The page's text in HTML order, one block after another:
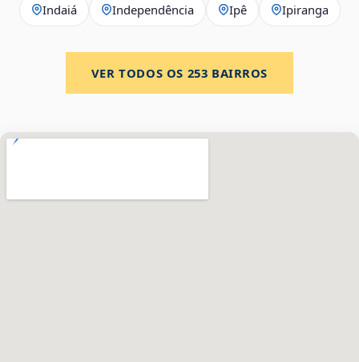
Indaiá Independência Ipê Ipiranga
VER TODOS OS 253 BAIRROS